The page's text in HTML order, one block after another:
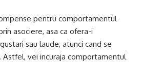
pentru comportamentul
asociere, asa ca ofera-i
sau laude, atunci cand se
vei incuraja comportamentul